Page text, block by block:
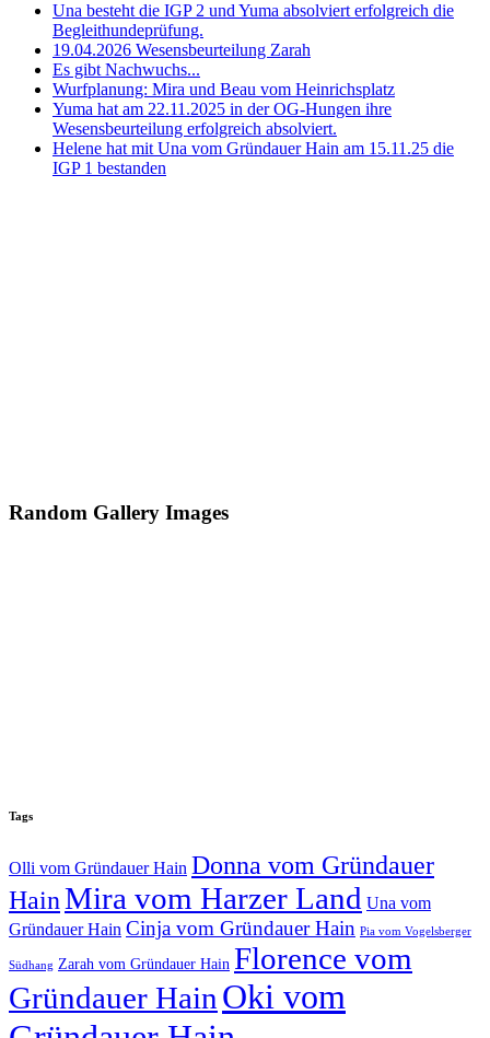
Una besteht die IGP 2 und Yuma absolviert erfolgreich die
Begleithundeprüfung.
19.04.2026 Wesensbeurteilung Zarah
Es gibt Nachwuchs...
Wurfplanung: Mira und Beau vom Heinrichsplatz
Yuma hat am 22.11.2025 in der OG-Hungen ihre
Wesensbeurteilung erfolgreich absolviert.
Helene hat mit Una vom Gründauer Hain am 15.11.25 die
IGP 1 bestanden
Random Gallery Images
Tags
Olli vom Gründauer Hain Donna vom Gründauer
HainMira vom Harzer Land Una vom
Gründauer Hain Cinja vom Gründauer Hain Pia vom Vogelsberger
Südhang Zarah vom Gründauer Hain Florence vom
Gründauer Hain Oki vom